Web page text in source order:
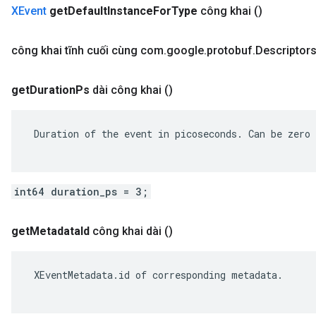
XEvent getDefaultInstanceForType công khai ()
công khai tĩnh cuối cùng com.google.protobuf.Descriptors
getDurationPs dài công khai ()
Duration of the event in picoseconds. Can be
int64 duration_ps = 3;
getMetadataId công khai dài ()
XEventMetadata.id of corresponding metadata.